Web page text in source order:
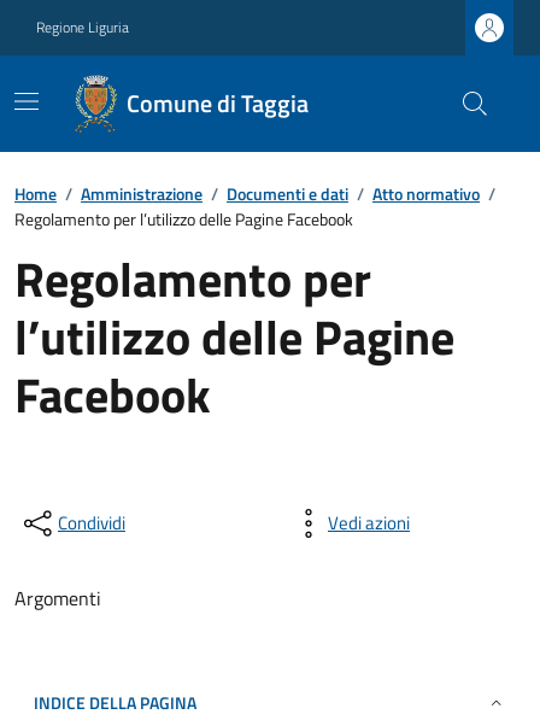
Regione Liguria
Comune di Taggia
Home / Amministrazione / Documenti e dati / Atto normativo /
Regolamento per l’utilizzo delle Pagine Facebook
Regolamento per
l’utilizzo delle Pagine
Facebook
Condividi Vedi azioni
Argomenti
INDICE DELLA PAGINA